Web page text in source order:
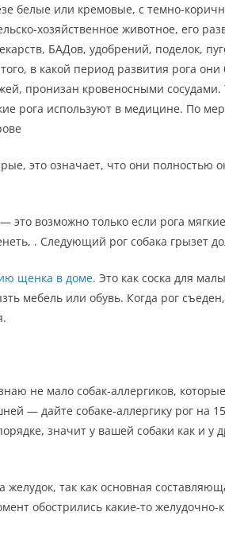
белые или кремовые, с темно-
хозяйственное животное, его
БАДов, удобрений, поделок,
в какой период развития рога
пронизан кровеносными сосудами.
рога используют в медицине. По
это означает, что они полностью
это возможно только если рога
. Следующий рог собака грызет
щенка в доме. Это как соска для
мебель или обувь. Когда рог
не мало собак-аллергиков,
— дайте собаке-аллергику рог на
значит у вашей собаки как и у
так как основная
обострились какие-то